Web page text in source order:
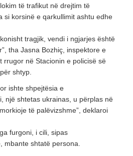
të trafikut në drejtim të
si korsinë e qarkullimit ashtu edhe
tragjik, vendi i ngjarjes është
tha Jasna Bozhiç, inspektore e
rrugor në Stacionin e policisë së
shtyp.
ishte shpejtësia e
një shtetas ukrainas, u përplas në
të palëvizshme”, deklaroi
furgoni, i cili, sipas
mbante shtatë persona.